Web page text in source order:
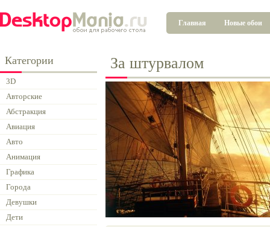
Главная Новые обои
Категории
3D
Авторские
Абстракция
Авиация
Авто
Анимация
Графика
Города
Девушки
Дети
За штурвалом